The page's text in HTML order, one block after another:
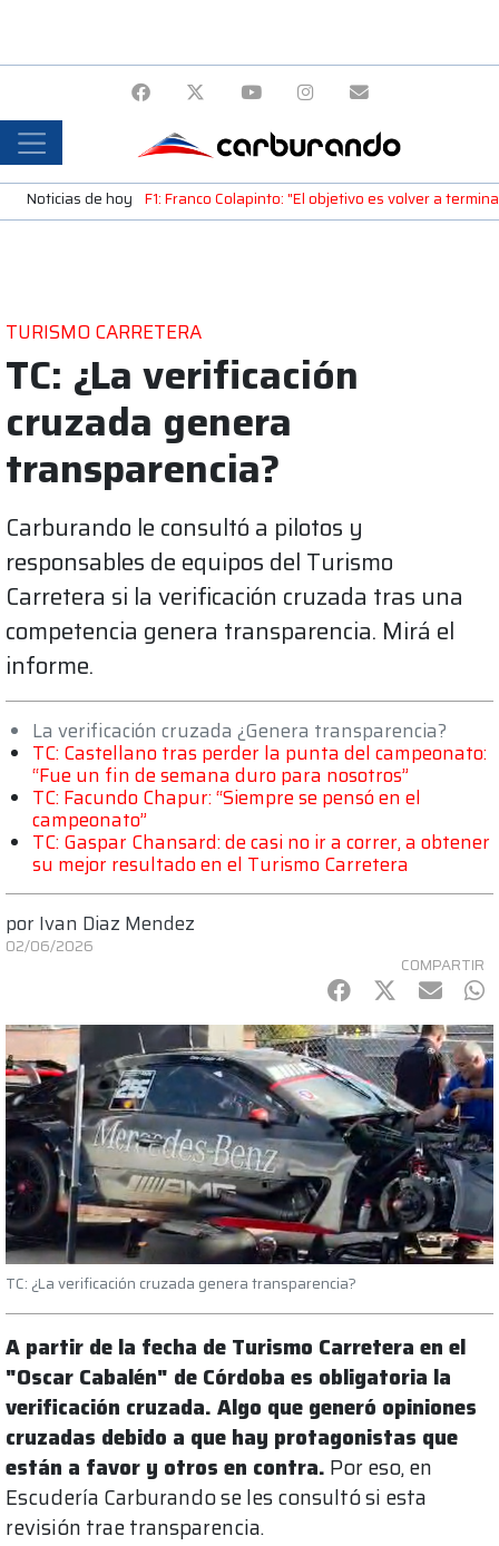
Noticias de hoy F1: Franco Colapinto: "El objetivo es volver a
TURISMO CARRETERA
TC: ¿La verificación
cruzada genera
transparencia?
Carburando le consultó a pilotos y
responsables de equipos del Turismo
Carretera si la verificación cruzada tras una
competencia genera transparencia. Mirá el
informe.
La verificación cruzada ¿Genera transparencia?
TC: Castellano tras perder la punta del campeonato:
“Fue un fin de semana duro para nosotros”
TC: Facundo Chapur: “Siempre se pensó en el
campeonato”
TC: Gaspar Chansard: de casi no ir a correr, a obtener
su mejor resultado en el Turismo Carretera
por Ivan Diaz Mendez
02/06/2026
COMPARTIR
Facebook
Twitter
mail
TC: ¿La verificación cruzada genera transparencia?
A partir de la fecha de Turismo Carretera en el
"Oscar Cabalén" de Córdoba es obligatoria la
verificación cruzada. Algo que generó opiniones
cruzadas debido a que hay protagonistas que
están a favor y otros en contra. Por eso, en
Escudería Carburando se les consultó si esta
revisión trae transparencia.